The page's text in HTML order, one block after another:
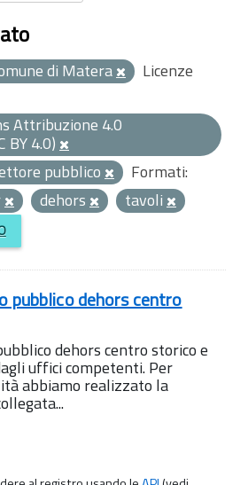
di Matera
Licenze
Attribuzione 4.0
BY 4.0)
pubblico
Formati:
dehors tavoli
pubblico dehors centro
dehors centro storico e
uffici competenti. Per
abbiamo realizzato la